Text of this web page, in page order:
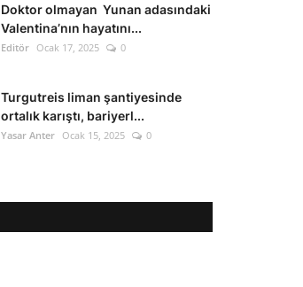
Doktor olmayan Yunan adasındaki
Valentina’nın hayatını...
Editör Ocak 17, 2025 0
Turgutreis liman şantiyesinde
ortalık karıştı, bariyerl...
Yasar Anter Ocak 15, 2025 0